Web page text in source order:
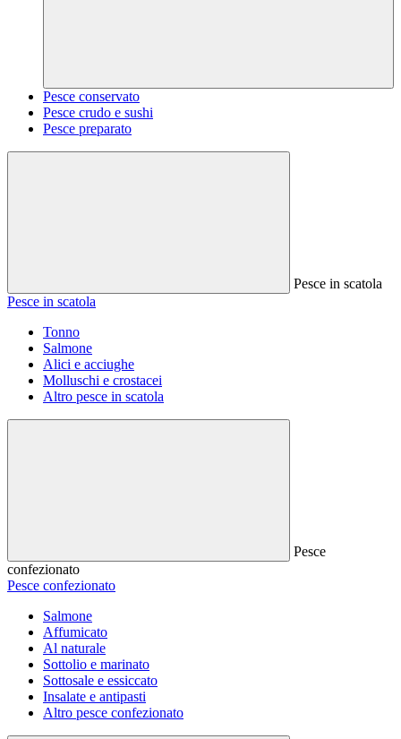
Pesce conservato
Pesce crudo e sushi
Pesce preparato
Pesce in scatola
Pesce in scatola
Tonno
Salmone
Alici e acciughe
Molluschi e crostacei
Altro pesce in scatola
Pesce
confezionato
Pesce confezionato
Salmone
Affumicato
Al naturale
Sottolio e marinato
Sottosale e essiccato
Insalate e antipasti
Altro pesce confezionato